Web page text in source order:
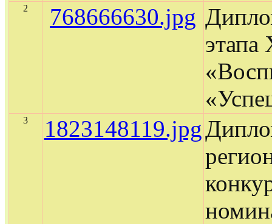
2 768666630.jpg
этапа
3 1823148119.jpg